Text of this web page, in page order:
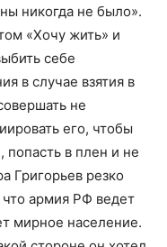
никогда не было».
«Хочу жить» и
себе
в случае взятия в
не
его, чтобы
попасть в плен и не
Григорьев резко
армия РФ ведет
мирное население.